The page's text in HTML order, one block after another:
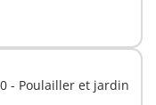
- Poulailler et jardin